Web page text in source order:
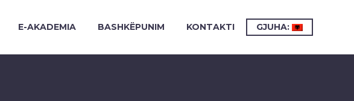
E-AKADEMIA BASHKËPUNIM KONTAKTI GJUHA: